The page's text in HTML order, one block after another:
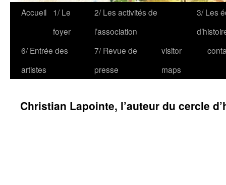
Accueil
1/ Le
foyer
2/ Les activités de
l’association
3/ Les
6/ Entrée des
artistes
7/ Revue de
presse
visitor
maps
Christian Lapointe, l’auteur du cercle